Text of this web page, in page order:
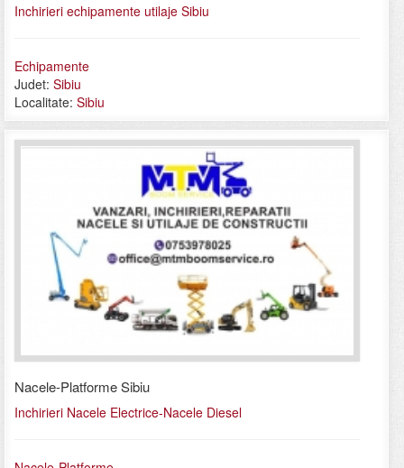
Inchirieri echipamente utilaje Sibiu
Echipamente
Judet: Sibiu
Localitate: Sibiu
Nacele-Platforme Sibiu
Inchirieri Nacele Electrice-Nacele Diesel